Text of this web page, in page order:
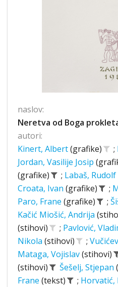
naslov:
Neretva od Boga
autori:
Kinert, Albert(grafike) ;
Jordan, Vasilije Josip
(grafike)
; Labaš, Rudolf
Croata, Ivan (grafike) ;
Paro, Frane (grafike) ;
Kačić Miošić, Andrija
(stihovi)
; Pavlović,
Nikola (stihovi) ;
Mataga, Vojislav(stihovi)
(stihovi)
Šešelj, Stjepan
Frane (tekst) ; Horvatić,